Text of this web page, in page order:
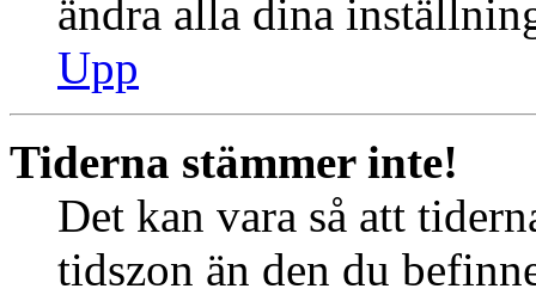
ändra alla dina
Upp
Tiderna stämmer inte!
Det kan vara så att
tidszon än den du